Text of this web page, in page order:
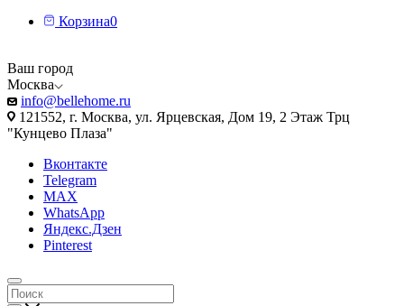
Корзина0
Ваш город
Москва
info@bellehome.ru
121552, г. Москва, ул. Ярцевская, Дом 19, 2 Этаж Трц
"Кунцево Плаза"
Вконтакте
Telegram
MAX
WhatsApp
Яндекс.Дзен
Pinterest